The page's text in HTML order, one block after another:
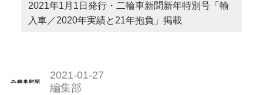
2021年1月1日発行・二輪車新聞新年特別号「輸
入車／2020年実績と21年抱負」掲載
2021-01-27
編集部